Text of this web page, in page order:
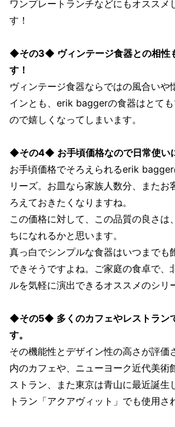
ワンプレートランチなどにもオススメ
す！
◆その3◆ ヴィンテージ食器との相性
す！
ヴィンテージ食器ならではの風合いや
インとも、erik baggerの食器はとて
ので嬉しくなってしまいます。
◆その4◆ お手頃価格なので日常使い
お手頃価格でそろえられるerik
リーズ。お皿なら家族人数分、またお
ろえておきたくなりますね。
この価格に対して、この品質の良さは
ちになれるかと思います。
真っ白でシンプルな食器はいつまでも
できそうですよね。ご家庭の食卓で、
ルを気軽に演出できるオススメのシリ
◆その5◆ 多くのカフェやレストラン
す。
その機能性とデザイン性の高さが評価
内のカフェや、ニューヨーク近代美術
ストラン、また東京は青山に最近誕生
トラン「アクアヴィット」でも使用さ